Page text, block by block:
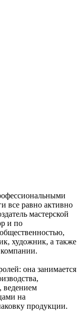
все равно активно
мастерской
и по
художник, а также
она занимается
ведением
на
продукции.